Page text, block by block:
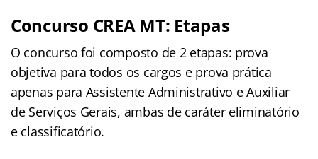
Concurso CREA MT: Etapas
O concurso foi composto de 2 etapas: prova
objetiva para todos os cargos e prova prática
apenas para Assistente Administrativo e Auxiliar
de Serviços Gerais, ambas de caráter eliminatório
e classificatório.